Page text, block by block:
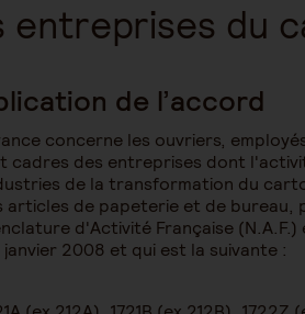
entreprises du
de l’accord
concerne les ouvriers,
cadres des entreprises dont
de la transformation du
articles de papeterie et de bureau,
d'Activité Française (N.A.F.)
2008 et qui est la suivante :